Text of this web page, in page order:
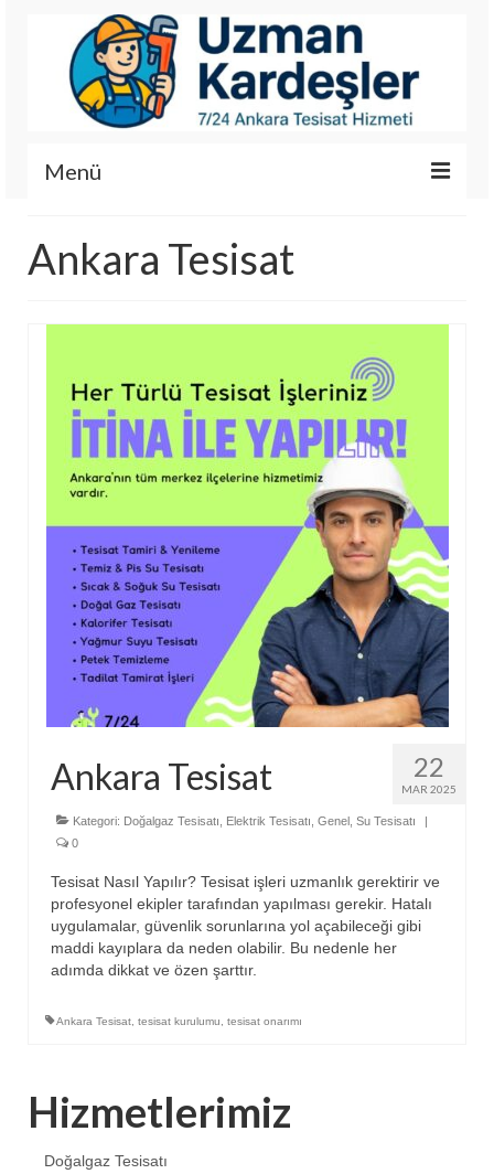
Menü
Hizmetlerimiz
Hakkımızda
Ankara Tesisat
22
MAR 2025
Ankara Tesisat
Kategori: Doğalgaz Tesisatı Elektrik Tesisatı Genel Su Tesisatı
|
0
Tesisat Nasıl Yapılır? Tesisat işleri uzmanlık gerektirir ve
profesyonel ekipler tarafından yapılması gerekir. Hatalı
uygulamalar, güvenlik sorunlarına yol açabileceği gibi
maddi kayıplara da neden olabilir. Bu nedenle her
adımda dikkat ve özen şarttır.
Ankara Tesisat tesisat kurulumu tesisat onarımı
Hizmetlerimiz
Doğalgaz Tesisatı